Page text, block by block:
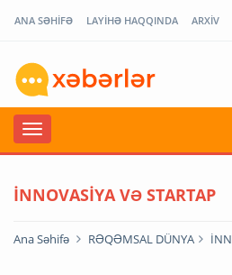
ANA SƏHİFƏ LAYİHƏ HAQQINDA ARXİV
İNNOVASİYA VƏ STARTAP
Ana Səhifə RƏQƏMSAL DÜNYA